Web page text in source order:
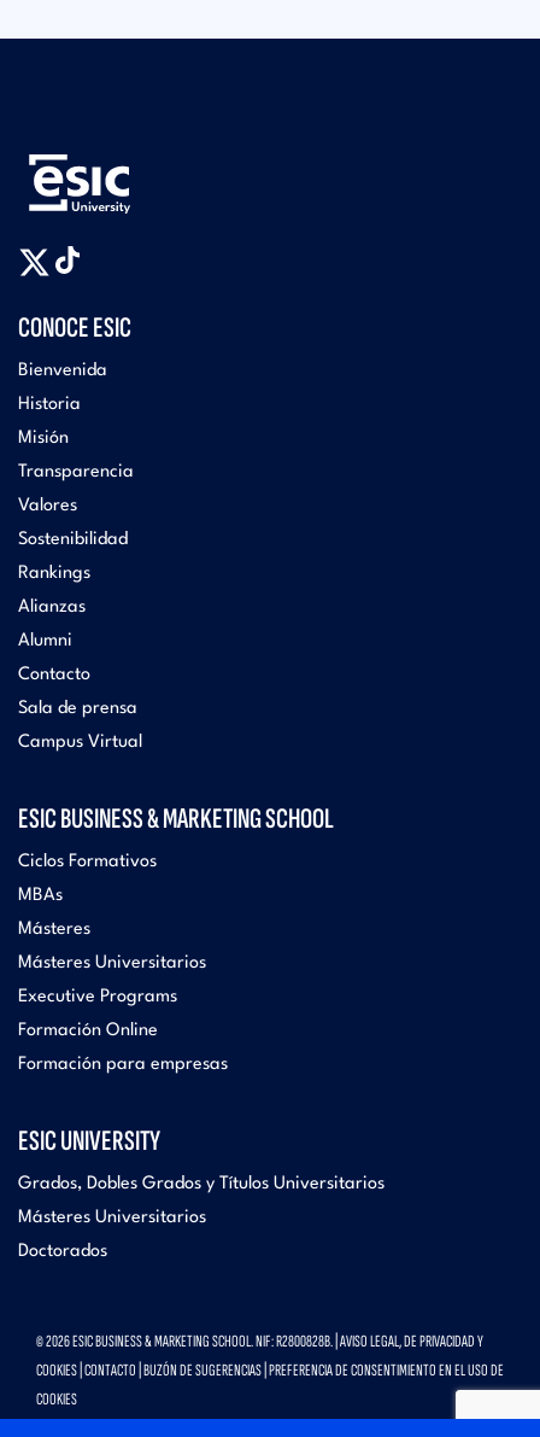
CONOCE ESIC
Bienvenida
Historia
Misión
Transparencia
Valores
Sostenibilidad
Rankings
Alianzas
Alumni
Contacto
Sala de prensa
Campus Virtual
ESIC BUSINESS & MARKETING SCHOOL
Ciclos Formativos
MBAs
Másteres
Másteres Universitarios
Executive Programs
Formación Online
Formación para empresas
ESIC UNIVERSITY
Grados, Dobles Grados y Títulos Universitarios
Másteres Universitarios
Doctorados
© 2026 ESIC BUSINESS & MARKETING SCHOOL. NIF: R2800828B. | AVISO LEGAL, DE PRIVACIDAD Y
COOKIES CONTACTO BUZÓN DE SUGERENCIAS PREFERENCIA DE CONSENTIMIENTO EN EL USO DE
COOKIES